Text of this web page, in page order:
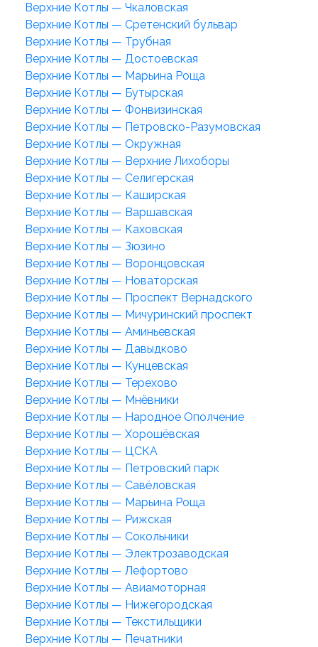
Верхние Котлы — Чкаловская
Верхние Котлы — Сретенский бульвар
Верхние Котлы — Трубная
Верхние Котлы — Достоевская
Верхние Котлы — Марьина Роща
Верхние Котлы — Бутырская
Верхние Котлы — Фонвизинская
Верхние Котлы — Петровско-Разумовская
Верхние Котлы — Окружная
Верхние Котлы — Верхние Лихоборы
Верхние Котлы — Селигерская
Верхние Котлы — Каширская
Верхние Котлы — Варшавская
Верхние Котлы — Каховская
Верхние Котлы — Зюзино
Верхние Котлы — Воронцовская
Верхние Котлы — Новаторская
Верхние Котлы — Проспект Вернадского
Верхние Котлы — Мичуринский проспект
Верхние Котлы — Аминьевская
Верхние Котлы — Давыдково
Верхние Котлы — Кунцевская
Верхние Котлы — Терехово
Верхние Котлы — Мнёвники
Верхние Котлы — Народное Ополчение
Верхние Котлы — Хорошёвская
Верхние Котлы — ЦСКА
Верхние Котлы — Петровский парк
Верхние Котлы — Савёловская
Верхние Котлы — Марьина Роща
Верхние Котлы — Рижская
Верхние Котлы — Сокольники
Верхние Котлы — Электрозаводская
Верхние Котлы — Лефортово
Верхние Котлы — Авиамоторная
Верхние Котлы — Нижегородская
Верхние Котлы — Текстильщики
Верхние Котлы — Печатники